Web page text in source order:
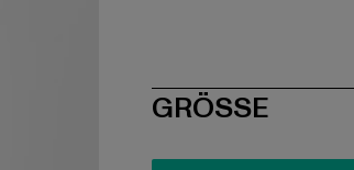
SIZE
GRÖSSE